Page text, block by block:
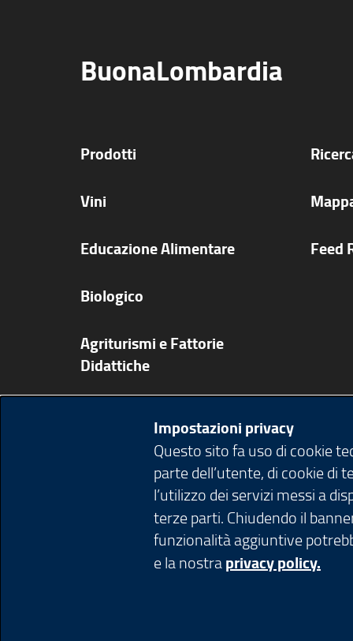
Impostazioni privacy
Questo sito fa uso di cookie
parte dell’utente, di cookie di
l’utilizzo dei servizi messi a
terze parti. Chiudendo il
funzionalità aggiuntive
e la nostraprivacy policy.
BuonaLombardia
Prodotti
Vini
Educazione Alimentare
Biologico
Agriturismi e Fattorie
Didattiche
Pubblicazioni app e video
Feed